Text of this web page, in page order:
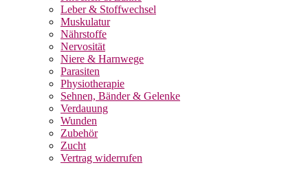
Leber & Stoffwechsel
Muskulatur
Nährstoffe
Nervosität
Niere & Harnwege
Parasiten
Physiotherapie
Sehnen, Bänder & Gelenke
Verdauung
Wunden
Zubehör
Zucht
Vertrag widerrufen